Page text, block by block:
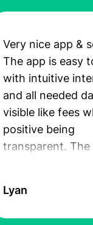
Very nice app &
The app is easy
with intuitive
and all needed
visible like fees
positive being
transparent. The
the exchange
Lyan